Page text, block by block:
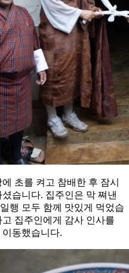
초를 켜고 참배한 후 잠시
습니다. 집주인은 막 쪄낸
행 모두 함께 맛있게 먹었습
집주인에게 감사 인사를
동했습니다.